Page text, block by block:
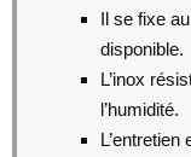
Il se fixe
disponible.
L’inox
l’humidité.